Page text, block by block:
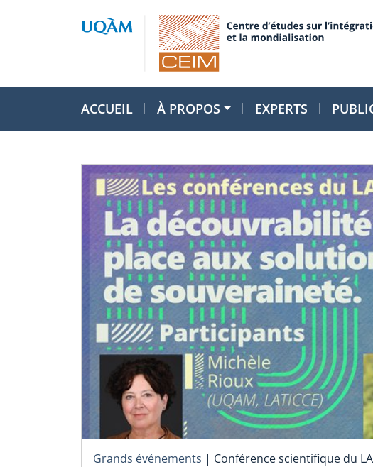
ACCUEIL À PROPOS EXPERTS
Grands événements | Conférence scientifique du